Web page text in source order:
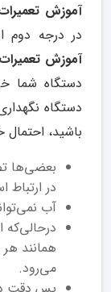
آموزش
در درجه دوم
آموزش
دستگاه شما
دستگاه
باشید،
بعضی‌ها
در
آب
همانند
می‌رود.